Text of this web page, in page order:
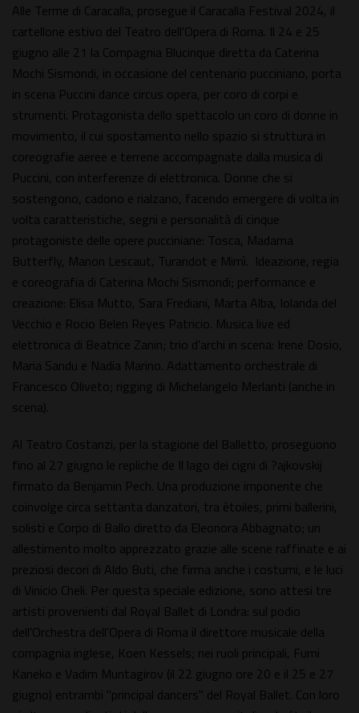
Alle Terme di Caracalla, prosegue il Caracalla Festival 2024, il
cartellone estivo del Teatro dell'Opera di Roma. Il 24 e 25
giugno alle 21 la Compagnia Blucinque diretta da Caterina
Mochi Sismondi, in occasione del centenario pucciniano, porta
in scena Puccini dance circus opera, per coro di corpi e
strumenti. Protagonista dello spettacolo un coro di donne in
movimento, il cui spostamento nello spazio si struttura in
coreografie aeree e terrene accompagnate dalla musica di
Puccini, con interferenze di elettronica. Donne che si
sostengono, cadono e rialzano, facendo emergere di volta in
volta caratteristiche, segni e personalità di cinque
protagoniste delle opere pucciniane: Tosca, Madama
Butterfly, Manon Lescaut, Turandot e Mimì. Ideazione, regia
e coreografia di Caterina Mochi Sismondi; performance e
creazione: Elisa Mutto, Sara Frediani, Marta Alba, Iolanda del
Vecchio e Rocio Belen Reyes Patricio. Musica live ed
elettronica di Beatrice Zanin; trio d'archi in scena: Irene Dosio,
Maria Sandu e Nadia Marino. Adattamento orchestrale di
Francesco Oliveto; rigging di Michelangelo Merlanti (anche in
scena).
Al Teatro Costanzi, per la stagione del Balletto, proseguono
fino al 27 giugno le repliche de Il lago dei cigni di ?ajkovskij
firmato da Benjamin Pech. Una produzione imponente che
coinvolge circa settanta danzatori, tra étoiles, primi ballerini,
solisti e Corpo di Ballo diretto da Eleonora Abbagnato; un
allestimento molto apprezzato grazie alle scene raffinate e ai
preziosi decori di Aldo Buti, che firma anche i costumi, e le luci
di Vinicio Cheli. Per questa speciale edizione, sono attesi tre
artisti provenienti dal Royal Ballet di Londra: sul podio
dell'Orchestra dell'Opera di Roma il direttore musicale della
compagnia inglese, Koen Kessels; nei ruoli principali, Fumi
Kaneko e Vadim Muntagirov (il 22 giugno ore 20 e il 25 e 27
giugno) entrambi "principal dancers" del Royal Ballet. Con loro